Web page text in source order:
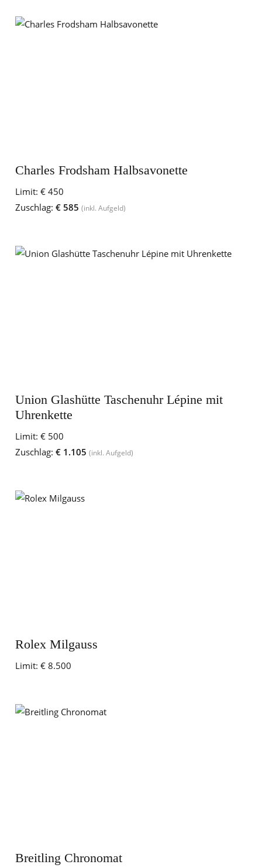
Charles Frodsham Halbsavonette
Limit: € 450
Zuschlag: € 585 (inkl. Aufgeld)
Union Glashütte Taschenuhr Lépine mit
Uhrenkette
Limit: € 500
Zuschlag: € 1.105 (inkl. Aufgeld)
Rolex Milgauss
Limit: € 8.500
Breitling Chronomat